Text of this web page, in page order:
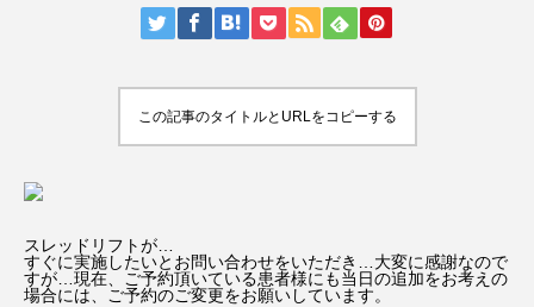
この記事のタイトルとURLをコピーする
スレッドリフトが…
すぐに実施したいとお問い合わせをいただき…大変に感謝なので
すが…現在、ご予約頂いている患者様にも当日の追加をお考えの
場合には、ご予約のご変更をお願いしています。